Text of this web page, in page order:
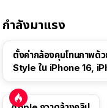
กำลังมาแรง
ตั้งค่ากล้องคุมโทนภาพ
Style ใน iPhone 16,